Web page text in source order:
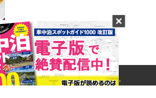
Inc. All rights reserved.